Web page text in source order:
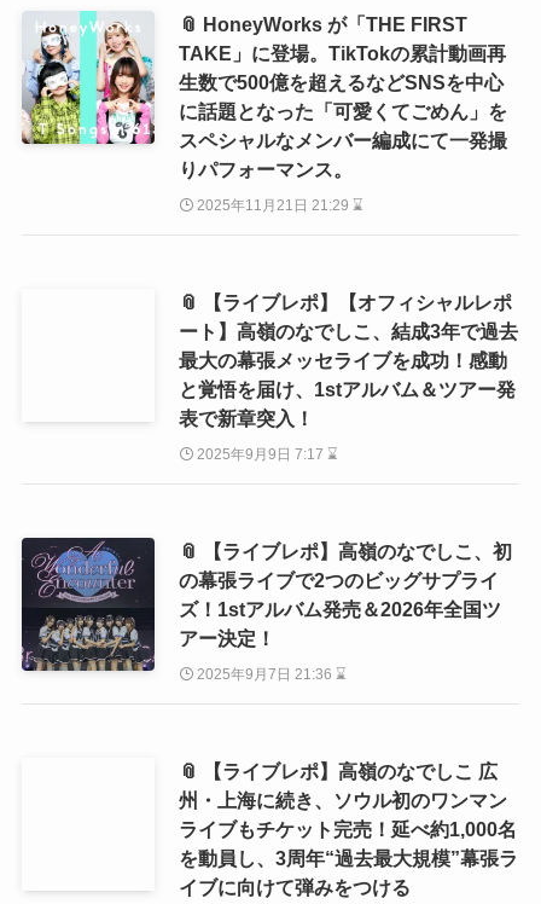
📎 HoneyWorks が「THE FIRST
TAKE」に登場。TikTokの累計動画再
生数で500億を超えるなどSNSを中心
に話題となった「可愛くてごめん」を
スペシャルなメンバー編成にて一発撮
りパフォーマンス。
2025年11月21日 21:29 ⌛
📎 【ライブレポ】【オフィシャルレポ
ート】高嶺のなでしこ、結成3年で過去
最大の幕張メッセライブを成功！感動
と覚悟を届け、1stアルバム＆ツアー発
表で新章突入！
2025年9月9日 7:17 ⌛
📎 【ライブレポ】高嶺のなでしこ、初
の幕張ライブで2つのビッグサプライ
ズ！1stアルバム発売＆2026年全国ツ
アー決定！
2025年9月7日 21:36 ⌛
📎 【ライブレポ】高嶺のなでしこ 広
州・上海に続き、ソウル初のワンマン
ライブもチケット完売！延べ約1,000名
を動員し、3周年“過去最大規模”幕張ラ
イブに向けて弾みをつける